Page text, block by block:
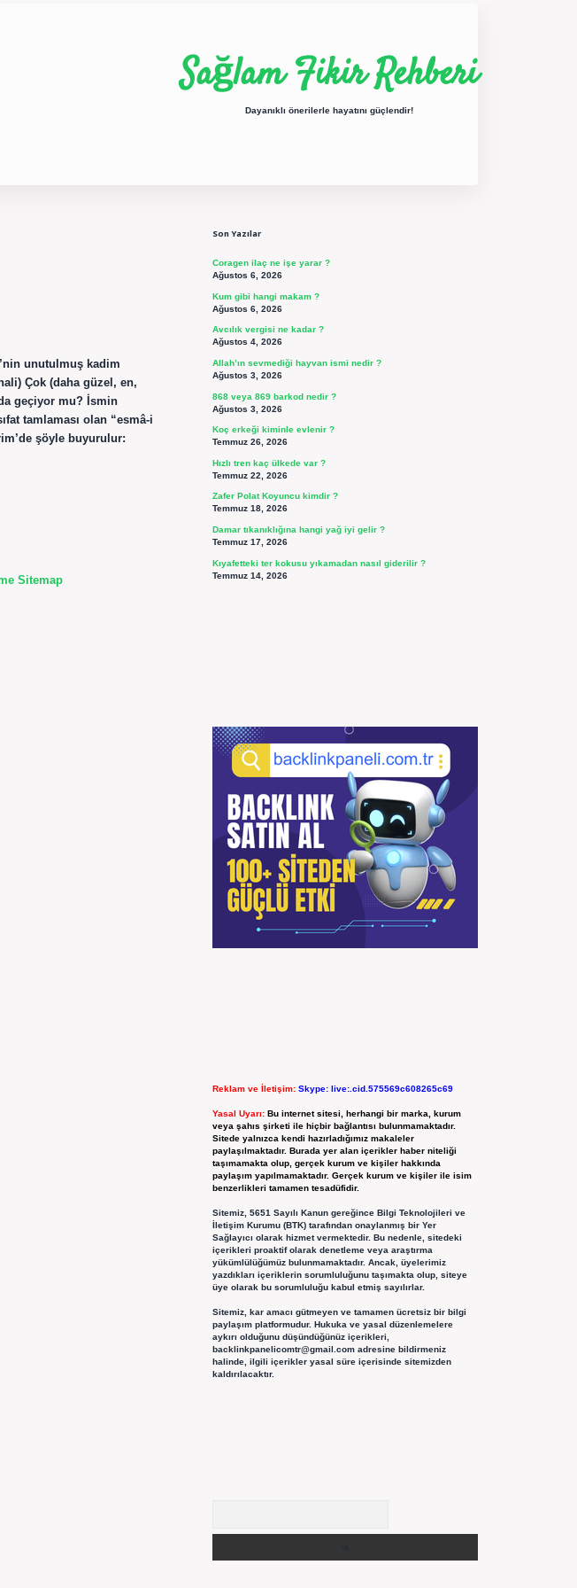
Sağlam Fikir Rehberi
Dayanıklı önerilerle hayatını güçlendir!
unutulmuş kadim
geçiyor mu? İsmin
tamlaması olan “esmâ-i
şöyle buyurulur:
Sitemap
Son Yazılar
Coragen ilaç ne işe yarar ?
Ağustos 6, 2026
Kum gibi hangi makam ?
Ağustos 6, 2026
Avcılık vergisi ne kadar ?
Ağustos 4, 2026
Allah’ın sevmediği hayvan ismi nedir ?
Ağustos 3, 2026
868 veya 869 barkod nedir ?
Ağustos 3, 2026
Koç erkeği kiminle evlenir ?
Temmuz 26, 2026
Hızlı tren kaç ülkede var ?
Temmuz 22, 2026
Zafer Polat Koyuncu kimdir ?
Temmuz 18, 2026
Damar tıkanıklığına hangi yağ iyi gelir ?
Temmuz 17, 2026
Kıyafetteki ter kokusu yıkamadan nasıl giderilir ?
Temmuz 14, 2026
Reklam ve İletişim: Skype: live:.cid.575569c608265c69
Yasal Uyarı: Bu internet sitesi, herhangi bir marka, kurum
veya şahıs şirketi ile hiçbir bağlantısı bulunmamaktadır.
Sitede yalnızca kendi hazırladığımız makaleler
paylaşılmaktadır. Burada yer alan içerikler haber niteliği
taşımamakta olup, gerçek kurum ve kişiler hakkında
paylaşım yapılmamaktadır. Gerçek kurum ve kişiler ile isim
benzerlikleri tamamen tesadüfidir.
Sitemiz, 5651 Sayılı Kanun gereğince Bilgi Teknolojileri ve
İletişim Kurumu (BTK) tarafından onaylanmış bir Yer
Sağlayıcı olarak hizmet vermektedir. Bu nedenle, sitedeki
içerikleri proaktif olarak denetleme veya araştırma
yükümlülüğümüz bulunmamaktadır. Ancak, üyelerimiz
yazdıkları içeriklerin sorumluluğunu taşımakta olup, siteye
üye olarak bu sorumluluğu kabul etmiş sayılırlar.
Sitemiz, kar amacı gütmeyen ve tamamen ücretsiz bir bilgi
paylaşım platformudur. Hukuka ve yasal düzenlemelere
aykırı olduğunu düşündüğünüz içerikleri,
backlinkpanelicomtr@gmail.comadresine bildirmeniz
halinde, ilgili içerikler yasal süre içerisinde sitemizden
kaldırılacaktır.